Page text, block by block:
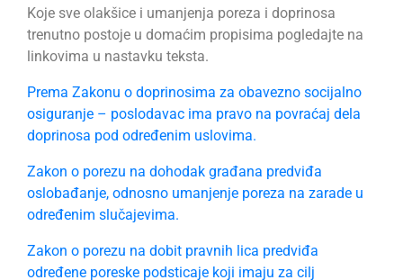
Koje sve olakšice i umanjenja poreza i doprinosa
trenutno postoje u domaćim propisima pogledajte na
linkovima u nastavku teksta.
Prema Zakonu o doprinosima za obavezno socijalno
osiguranje – poslodavac ima pravo na povraćaj dela
doprinosa pod određenim uslovima.
Zakon o porezu na dohodak građana predviđa
oslobađanje, odnosno umanjenje poreza na zarade u
određenim slučajevima.
Zakon o porezu na dobit pravnih lica predviđa
određene poreske podsticaje koji imaju za cilj